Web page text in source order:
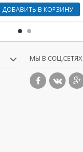
ДОБАВИТЬ В КОРЗИНУ
МЫ В СОЦ.СЕТЯХ